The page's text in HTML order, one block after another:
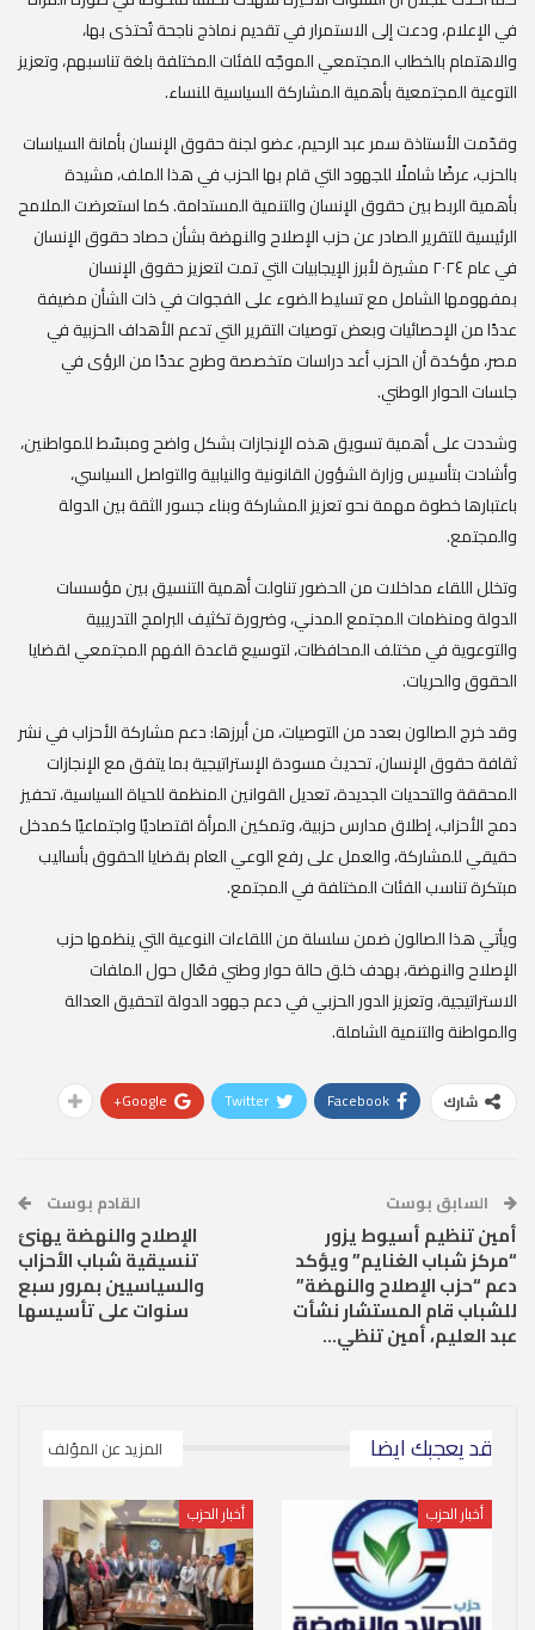
في الإعلام، ودعت إلى الاستمرار في تقديم نماذج ناجحة تُحتذى بها،
والاهتمام بالخطاب المجتمعي الموجّه للفئات المختلفة بلغة تناسبهم، وتعزيز
التوعية المجتمعية بأهمية المشاركة السياسية للنساء.
‎وقدّمت الأستاذة سمر عبد الرحيم، عضو لجنة حقوق الإنسان بأمانة السياسات
بالحزب، عرضًا شاملًا للجهود التي قام بها الحزب في هذا الملف، مشيدة
بأهمية الربط بين حقوق الإنسان والتنمية المستدامة. كما استعرضت الملامح
الرئيسية للتقرير الصادر عن حزب الإصلاح والنهضة بشأن حصاد حقوق الإنسان
في عام ٢٠٢٤ مشيرة لأبرز الإيجابيات التي تمت لتعزيز حقوق الإنسان
بمفهومها الشامل مع تسليط الضوء على الفجوات في ذات الشأن مضيفة
عددًا من الإحصائيات وبعض توصيات التقرير التي تدعم الأهداف الحزبية في
مصر، مؤكدة أن الحزب أعد دراسات متخصصة وطرح عددًا من الرؤى في
جلسات الحوار الوطني.
‎وشددت على أهمية تسويق هذه الإنجازات بشكل واضح ومبسّط للمواطنين،
وأشادت بتأسيس وزارة الشؤون القانونية والنيابية والتواصل السياسي،
باعتبارها خطوة مهمة نحو تعزيز المشاركة وبناء جسور الثقة بين الدولة
والمجتمع.
‎وتخلل اللقاء مداخلات من الحضور تناولت أهمية التنسيق بين مؤسسات
الدولة ومنظمات المجتمع المدني، وضرورة تكثيف البرامج التدريبية
والتوعوية في مختلف المحافظات، لتوسيع قاعدة الفهم المجتمعي لقضايا
الحقوق والحريات.
‎وقد خرج الصالون بعدد من التوصيات، من أبرزها: دعم مشاركة الأحزاب في نشر
ثقافة حقوق الإنسان، تحديث مسودة الإستراتيجية بما يتفق مع الإنجازات
المحققة والتحديات الجديدة، تعديل القوانين المنظمة للحياة السياسية، تحفيز
دمج الأحزاب، إطلاق مدارس حزبية، وتمكين المرأة اقتصاديًا واجتماعيًا كمدخل
حقيقي للمشاركة، والعمل على رفع الوعي العام بقضايا الحقوق بأساليب
مبتكرة تناسب الفئات المختلفة في المجتمع.
‎ويأتي هذا الصالون ضمن سلسلة من اللقاءات النوعية التي ينظمها حزب
الإصلاح والنهضة، بهدف خلق حالة حوار وطني فعّال حول الملفات
الاستراتيجية، وتعزيز الدور الحزبي في دعم جهود الدولة لتحقيق العدالة
والمواطنة والتنمية الشاملة.
شارك Facebook
Twitter
Google+
السابق بوست
أمين تنظيم أسيوط يزور
“مركز شباب الغنايم” ويؤكد
دعم “حزب الإصلاح والنهضة”
للشباب قام المستشار نشأت
عبد العليم، أمين تنظي…
القادم بوست
الإصلاح والنهضة يهنئ
تنسيقية شباب الأحزاب
والسياسيين بمرور سبع
سنوات على تأسيسها
قد يعجبك ايضا المزيد عن المؤلف
أخبار الحزب أخبار الحزب